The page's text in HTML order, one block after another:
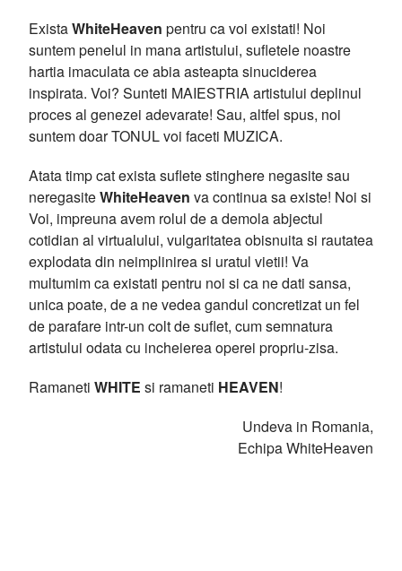
ExistaWhiteHeaven pentru ca voi existati! Noi
suntem penelul in mana artistului, sufletele noastre
hartia imaculata ce abia asteapta sinuciderea
inspirata. Voi? Sunteti MAIESTRIA artistului deplinul
proces al genezei adevarate! Sau, altfel spus, noi
suntem doar TONUL voi faceti MUZICA.
Atata timp cat exista suflete stinghere negasite sau
neregasiteWhiteHeaven va continua sa existe! Noi si
Voi, impreuna avem rolul de a demola abjectul
cotidian al virtualului, vulgaritatea obisnuita si rautatea
explodata din neimplinirea si uratul vietii! Va
multumim ca existati pentru noi si ca ne dati sansa,
unica poate, de a ne vedea gandul concretizat un fel
de parafare intr-un colt de suflet, cum semnatura
artistului odata cu incheierea operei propriu-zisa.
Ramaneti WHITE si ramaneti HEAVEN!
Undeva in Romania,
Echipa WhiteHeaven